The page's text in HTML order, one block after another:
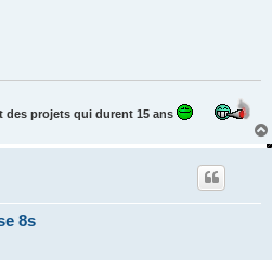
des projets qui durent 15 ans
8s